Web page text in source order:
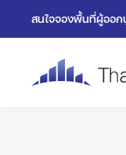
สนใจจองพื้นที่ผู้ออก